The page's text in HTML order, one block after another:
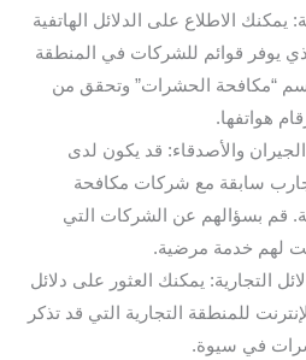
يمكنك الاطلاع على الدلائل الهاتفية
يوفر قوائم للشركات في المنطقة
“مكافحة الحشرات” وتحقق من
هواتفها.
والأصدقاء: قد يكون لدى
سابقة مع شركات مكافحة
قم بسؤالهم عن الشركات التي
لهم خدمة مرضية.
التجارية: يمكنك العثور على دلائل
للمنطقة التجارية التي قد تذكر
في سيوة.